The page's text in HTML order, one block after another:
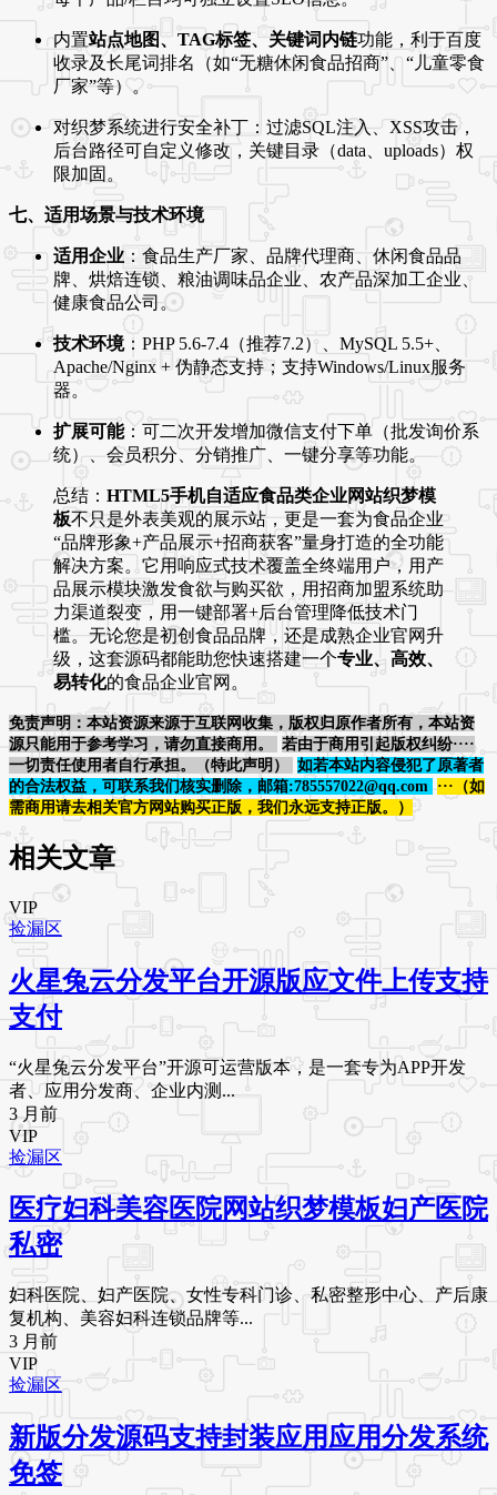
内置站点地图、TAG标签、关键词内链功能，利于百度
收录及长尾词排名（如“无糖休闲食品招商”、“儿童零食
厂家”等）。
对织梦系统进行安全补丁：过滤SQL注入、XSS攻击，
后台路径可自定义修改，关键目录（data、uploads）权
限加固。
七、适用场景与技术环境
适用企业 ：食品生产厂家、品牌代理商、休闲食品品
牌、烘焙连锁、粮油调味品企业、农产品深加工企业、
健康食品公司。
技术环境：PHP 5.6-7.4（推荐7.2）、MySQL 5.5+、
Apache/Nginx + 伪静态支持；支持Windows/Linux服务
器。
扩展可能：可二次开发增加微信支付下单（批发询价系
统）、会员积分、分销推广、一键分享等功能。
总结： HTML5手机自适应食品类企业网站织梦模
板不只是外表美观的展示站，更是一套为食品企业
“品牌形象+产品展示+招商获客”量身打造的全功能
解决方案。它用响应式技术覆盖全终端用户，用产
品展示模块激发食欲与购买欲，用招商加盟系统助
力渠道裂变，用一键部署+后台管理降低技术门
槛。无论您是初创食品品牌，还是成熟企业官网升
级，这套源码都能助您快速搭建一个专业、高效、
易转化的食品企业官网。
免责声明：本站资源来源于互联网收集，版权归原作者所有，本站资
源只能用于参考学习，请勿直接商用。
若由于商用引起版权纠纷····
一切责任使用者自行承担。（特此声明）
如若本站内容侵犯了原著者
的合法权益，可联系我们核实删除，邮箱:785557022@qq.com
···（如
需商用请去相关官方网站购买正版，我们永远支持正版。）
相关文章
VIP
捡漏区
火星兔云分发平台开源版应文件上传支持
支付
“火星兔云分发平台”开源可运营版本，是一套专为APP开发
者、应用分发商、企业内测...
3 月前
VIP
捡漏区
医疗妇科美容医院网站织梦模板妇产医院
私密
妇科医院、妇产医院、女性专科门诊、私密整形中心、产后康
复机构、美容妇科连锁品牌等...
3 月前
VIP
捡漏区
新版分发源码支持封装应用应用分发系统
免签